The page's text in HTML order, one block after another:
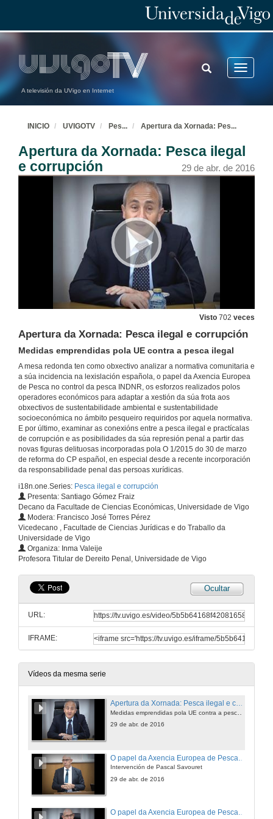
A televisión da UVigo en Internet
Toggle
TOGGLE
SEARCH
INICIO UVIGOTV Pes... Apertura da Xornada: Pes...
Apertura da Xornada: Pesca ilegal
e corrupción
29 de abr. de 2016
Visto 702 veces
Apertura da Xornada: Pesca ilegal e corrupción
Medidas emprendidas pola UE contra a pesca ilegal
A mesa redonda ten como obxectivo analizar a normativa comunitaria e
a súa incidencia na lexislación española, o papel da Axencia Europea
de Pesca no control da pesca INDNR, os esforzos realizados polos
operadores económicos para adaptar a xestión da súa frota aos
obxectivos de sustentabilidade ambiental e sustentabilidade
socioeconómica no ámbito pesqueiro requiridos por aquela normativa.
E por último, examinar as conexións entre a pesca ilegal e practícalas
de corrupción e as posibilidades da súa represión penal a partir das
novas figuras delituosas incorporadas pola O 1/2015 do 30 de marzo
de reforma do CP español, en especial desde a recente incorporación
da responsabilidade penal das persoas xurídicas.
i18n.one.Series: Pesca ilegal e corrupción
Presenta: Santiago Gómez Fraiz
Decano da Facultade de Ciencias Económicas, Universidade de Vigo
Modera: Francisco José Torres Pérez
Vicedecano , Facultade de Ciencias Jurídicas e do Traballo da
Universidade de Vigo
Organiza: Inma Valeije
Profesora Titular de Dereito Penal, Universidade de Vigo
Ocultar
URL:
IFRAME:
Vídeos da mesma serie
Apertura da Xornada: Pesca ilegal e corrupción
29 de abr. de 2016
Intervención de Pascal Savouret
29 de abr. de 2016
O papel da Axencia Europea de Pesca no control, a inspección e vixilancia da Política Pesqueira Común